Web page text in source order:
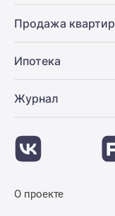
Продажа квартир
Ипотека
Журнал
О проекте